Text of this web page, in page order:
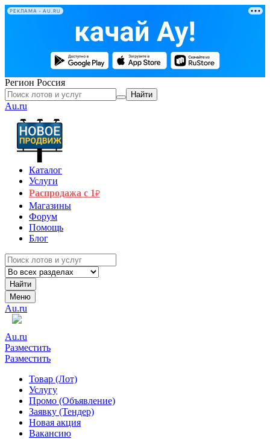
РЕКЛАМА • AU.RU
Регион Россия
Найти
Au.ru
Каталог
Услуги
Распродажа с 1₽
Магазины
Форум
Помощь
Блог
Найти
Меню
Au.ru
Au.ru
Разместить
Разместить
Товар (Лот)
Услугу
Промо (Объявление)
Заявку (Тендер)
Новая акция
Вакансию